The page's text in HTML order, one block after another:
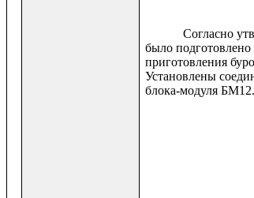
Согласно
было
приготовления
Установлены
блока-модуля БМ12.